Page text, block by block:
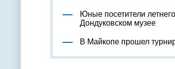
Юные посетители
Дондуковском музее
В Майкопе прошел